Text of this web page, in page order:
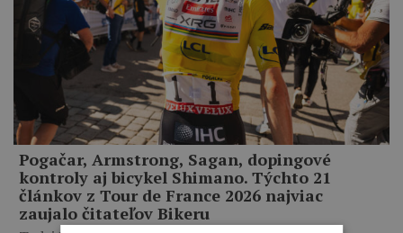
Pogačar, Armstrong, Sagan, dopingové
kontroly aj bicykel Shimano. Týchto 21
článkov z Tour de France 2026 najviac
zaujalo čitateľov Bikeru